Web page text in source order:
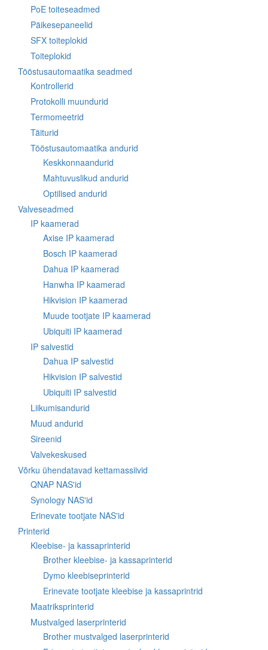
PoE toiteseadmed
Päikesepaneelid
SFX toiteplokid
Toiteplokid
Tööstusautomaatika seadmed
Kontrollerid
Protokolli muundurid
Termomeetrid
Täiturid
Tööstusautomaatika andurid
Keskkonnaandurid
Mahtuvuslikud andurid
Optilised andurid
Valveseadmed
IP kaamerad
Axise IP kaamerad
Bosch IP kaamerad
Dahua IP kaamerad
Hanwha IP kaamerad
Hikvision IP kaamerad
Muude tootjate IP kaamerad
Ubiquiti IP kaamerad
IP salvestid
Dahua IP salvestid
Hikvision IP salvestid
Ubiquiti IP salvestid
Liikumisandurid
Muud andurid
Sireenid
Valvekeskused
Võrku ühendatavad kettamassiivid
QNAP NAS'id
Synology NAS'id
Erinevate tootjate NAS'id
Printerid
Kleebise- ja kassaprinterid
Brother kleebise- ja kassaprinterid
Dymo kleebiseprinterid
Erinevate tootjate kleebise ja kassaprintrid
Maatriksprinterid
Mustvalged laserprinterid
Brother mustvalged laserprinterid